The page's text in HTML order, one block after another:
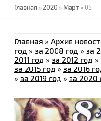
Главная » 2020 » Март » 05
Главная » Архив
год » за 2008 год » за
2011 год » за 2012 год »
за 2015 год » за 2016
» за 2019 год » за 2020